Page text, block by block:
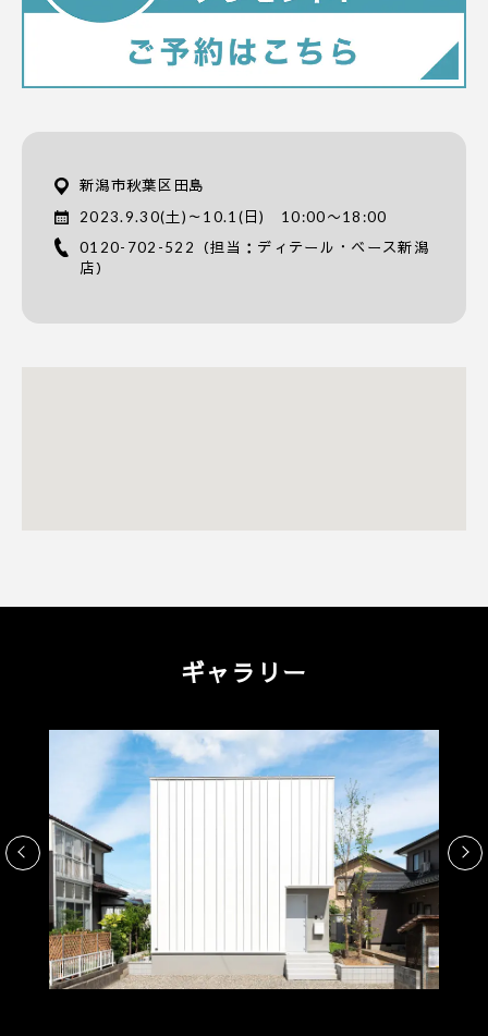
新潟市秋葉区田島
2023.9.30(土)～10.1(日) 10:00〜18:00
0120-702-522
（担当：ディテール・ベース新潟
店）
ギャラリー